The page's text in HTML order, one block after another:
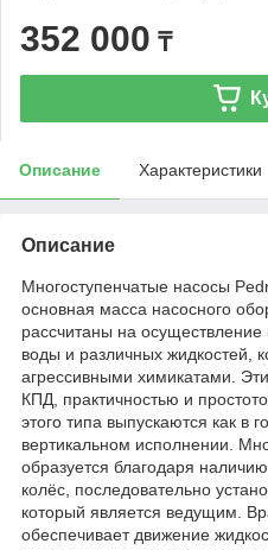
352 000 ₸
Описание Характеристики
Описание
Многоступенчатые насосы
основная масса насосного
рассчитаны на осуществление
воды и различных жидкостей,
агрессивными химикатами.
КПД, практичностью и
этого типа выпускаются как в
вертикальном исполнении.
образуется благодаря
колёс, последовательно
который является ведущим.
обеспечивает движение